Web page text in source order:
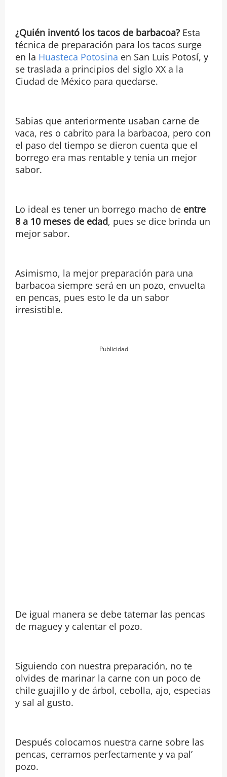
¿Quién inventó los tacos de barbacoa? Esta
técnica de preparación para los tacos surge
en la Huasteca Potosina en San Luis Potosí, y
se traslada a principios del siglo XX a la
Ciudad de México para quedarse.
Sabias que anteriormente usaban carne de
vaca, res o cabrito para la barbacoa, pero con
el paso del tiempo se dieron cuenta que el
borrego era mas rentable y tenia un mejor
sabor.
Lo ideal es tener un borrego macho de entre
8 a 10 meses de edad, pues se dice brinda un
mejor sabor.
Asimismo, la mejor preparación para una
barbacoa siempre será en un pozo, envuelta
en pencas, pues esto le da un sabor
irresistible.
Publicidad
De igual manera se debe tatemar las pencas
de maguey y calentar el pozo.
Siguiendo con nuestra preparación, no te
olvides de marinar la carne con un poco de
chile guajillo y de árbol, cebolla, ajo, especias
y sal al gusto.
Después colocamos nuestra carne sobre las
pencas, cerramos perfectamente y va pal’
pozo.